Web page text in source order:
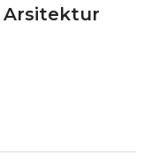
Arsitektur